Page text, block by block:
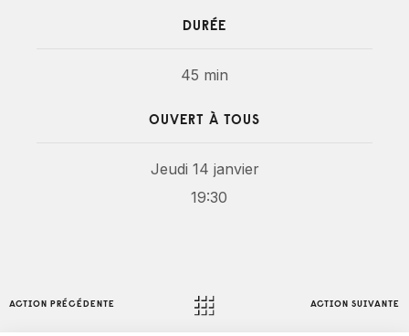
DURÉE
45 min
OUVERT À TOUS
Jeudi 14 janvier
19:30
ACTION PRÉCÉDENTE ACTION SUIVANTE